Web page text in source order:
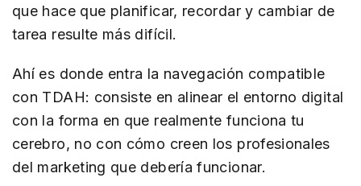
que hace que planificar, recordar y cambiar de
tarea resulte más difícil.
Ahí es donde entra la navegación compatible
con TDAH: consiste en alinear el entorno digital
con la forma en que realmente funciona tu
cerebro, no con cómo creen los profesionales
del marketing que debería funcionar.